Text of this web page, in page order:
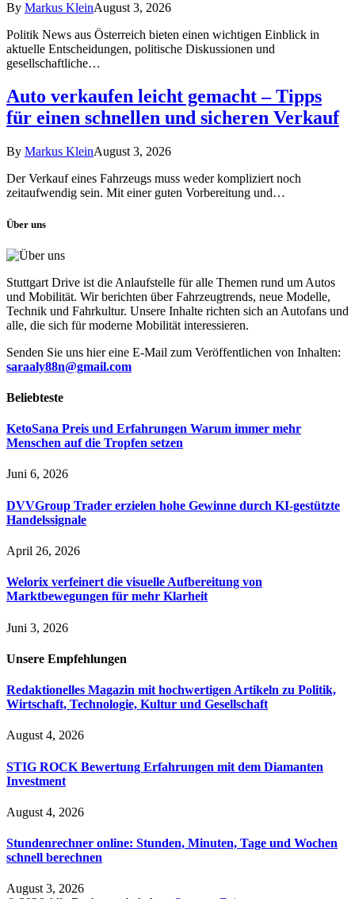
By Markus KleinAugust 3, 2026
Politik News aus Österreich bieten einen wichtigen Einblick in
aktuelle Entscheidungen, politische Diskussionen und
gesellschaftliche…
Auto verkaufen leicht gemacht – Tipps
für einen schnellen und sicheren Verkauf
By Markus KleinAugust 3, 2026
Der Verkauf eines Fahrzeugs muss weder kompliziert noch
zeitaufwendig sein. Mit einer guten Vorbereitung und…
Über uns
Stuttgart Drive ist die Anlaufstelle für alle Themen rund um Autos
und Mobilität. Wir berichten über Fahrzeugtrends, neue Modelle,
Technik und Fahrkultur. Unsere Inhalte richten sich an Autofans und
alle, die sich für moderne Mobilität interessieren.
Senden Sie uns hier eine E-Mail zum Veröffentlichen von Inhalten:
saraaly88n@gmail.com
Beliebteste
KetoSana Preis und Erfahrungen Warum immer mehr
Menschen auf die Tropfen setzen
Juni 6, 2026
DVVGroup Trader erzielen hohe Gewinne durch KI-gestützte
Handelssignale
April 26, 2026
Welorix verfeinert die visuelle Aufbereitung von
Marktbewegungen für mehr Klarheit
Juni 3, 2026
Unsere Empfehlungen
Redaktionelles Magazin mit hochwertigen Artikeln zu Politik,
Wirtschaft, Technologie, Kultur und Gesellschaft
August 4, 2026
STIG ROCK Bewertung Erfahrungen mit dem Diamanten
Investment
August 4, 2026
Stundenrechner online: Stunden, Minuten, Tage und Wochen
schnell berechnen
August 3, 2026